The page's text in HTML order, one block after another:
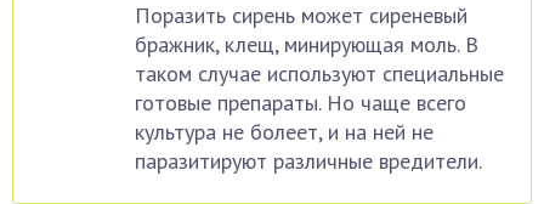
Поразить сирень может сиреневый
бражник, клещ, минирующая моль. В
таком случае используют специальные
готовые препараты. Но чаще всего
культура не болеет, и на ней не
паразитируют различные вредители.